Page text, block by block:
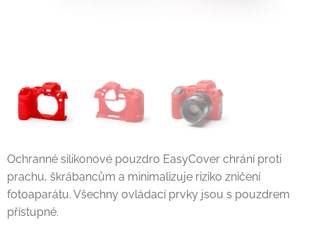
Ochranné silikonové pouzdro EasyCover chrání proti
prachu, škrábancům a minimalizuje riziko zničení
fotoaparátu. Všechny ovládací prvky jsou s pouzdrem
přístupné.